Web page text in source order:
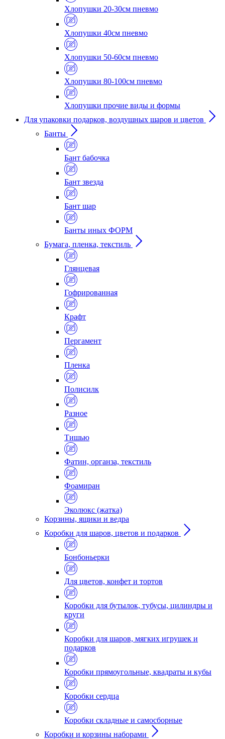
Хлопушки 20-30см пневмо
Хлопушки 40см пневмо
Хлопушки 50-60см пневмо
Хлопушки 80-100см пневмо
Хлопушки прочие виды и формы
Для упаковки подарков, воздушных шаров и цветов
Банты
Бант бабочка
Бант звезда
Бант шар
Банты иных ФОРМ
Бумага, пленка, текстиль
Глянцевая
Гофрированная
Крафт
Пергамент
Пленка
Полисилк
Разное
Тишью
Фатин, органза, текстиль
Фоамиран
Эколюкс (жатка)
Корзины, ящики и ведра
Коробки для шаров, цветов и подарков
Бонбоньерки
Для цветов, конфет и тортов
Коробки для бутылок, тубусы, цилиндры и
круги
Коробки для шаров, мягких игрушек и
подарков
Коробки прямоугольные, квадраты и кубы
Коробки сердца
Коробки складные и самосборные
Коробки и корзины наборами